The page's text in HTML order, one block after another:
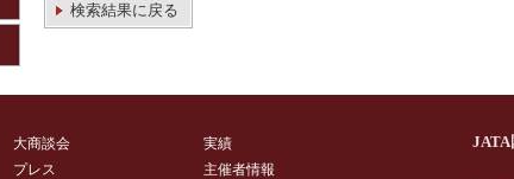
検索結果に戻る
大商談会
プレス
実績
主催者情報
JATA